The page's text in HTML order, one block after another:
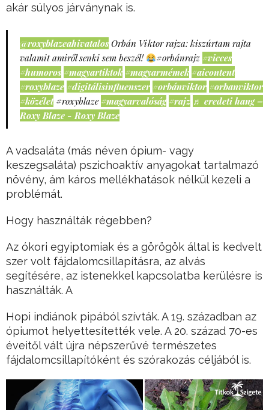
akár súlyos járványnak is.
@roxyblazeahivatalos Orbán Viktor rajza: kiszúrtam rajta
valamit amiről senki sem beszél!
#orbánrajz #vicces
#humoros #magyartiktok #magyarmémek #aicontent
#roxyblaze #digitálisinfluenszer #orbánviktor #orbanviktor
#közélet #roxyblaze #magyarvalóság #rajz ♬ eredeti hang –
Roxy Blaze - Roxy Blaze
A vadsaláta (más néven ópium- vagy
keszegsaláta) pszichoaktív anyagokat tartalmazó
növény, ám káros mellékhatások nélkül kezeli a
problémát.
Hogy használták régebben?
Az ókori egyiptomiak és a görögök által is kedvelt
szer volt fájdalomcsillapításra, az alvás
segítésére, az istenekkel kapcsolatba kerülésre is
használták. A
Hopi indiánok pipából szívták. A 19. században az
ópiumot helyettesítették vele. A 20. század 70-es
éveitől vált újra népszerűvé természetes
fájdalomcsillapítóként és szórakozás céljából is.